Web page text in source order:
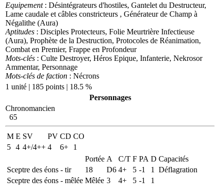
Equipement: Désintégrateurs d'hostiles, Gantelet du Destructeur,
Lame caudale et câbles constricteurs , Générateur de Champ à
Négalithe (Aura)
Aptitudes : Disciples Protecteurs, Folie Meurtrière Infectieuse
(Aura), Prophète de la Destruction, Protocoles de Réanimation,
Combat en Premier, Frappe en Profondeur
Mots-clés : Culte Destroyer, Héros Epique, Infanterie, Nekrosor
Ammentar, Personnage
Mots-clés de faction : Nécrons
1 unité | 185 points | 18.5 %
Personnages
Chronomancien
65
M E SV PV CD CO
5 4 4+/4++ 4 6+
1
Portée A C/T F PA D Capacités
Sceptre des éons - tir
18 D6 4+ 5 -1 1
Déflagration
Sceptre des éons - mêlée Mêlée 3 4+ 5 -1 1